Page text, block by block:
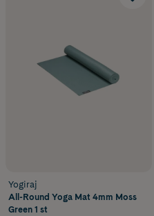
Yogiraj
All-Round Yoga Mat 4mm Moss
Green 1 st